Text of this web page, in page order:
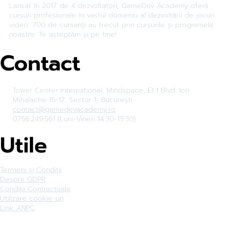
Contact
Utile
Termeni și Condiții
Despre GDPR
Condiții Contractuale
Utilizare cookie-uri
Link ANPC
Tower Center International, Mindspace, Et.1 Blvd. Ion
Mihalache 15-17, Sector 1, București
contact@gamedevacademy.ro
0756.249.561 (Luni-Vineri 14:30-19:30)
Lansat în 2017 de 4 dezvoltatori, GameDev Academy oferă
cursuri profesionale în vastul domeniu al dezvoltării de jocuri
video. 700 de cursanți au trecut prin cursurile și programele
noastre. Te așteptăm și pe tine!